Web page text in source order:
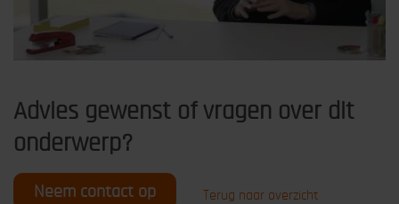
Advies gewenst of vragen over dit
onderwerp?
Neem contact op Terug naar overzicht